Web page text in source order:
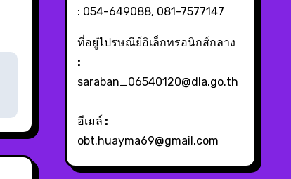
: 054-649088, 081-7577147
ที่อยู่ไปรษณีย์อิเล็กทรอนิกส์กลาง
:
saraban_06540120@dla.go.th
อีเมล์ :
obt.huayma69@gmail.com